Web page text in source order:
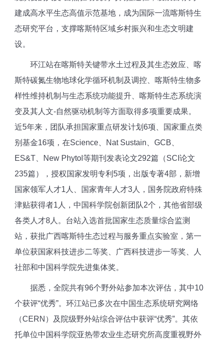
建成高水平生态高值示范基地，成为国际一流喀斯特生
态研究平台，支撑喀斯特区域乡村振兴和生态文明建
设。
环江站在喀斯特关键带水土过程及其生态效应、喀
斯特碳氮生物地球化学循环机制及调控、喀斯特生物多
样性维持机制与生态系统功能提升、喀斯特生态系统演
变及其人文-自然驱动机制等方面取得多项重要成果。
近5年来，团队承担国家重点研发计划6项、国家重点类
别基金16项，在Science、Nat Sustain、GCB、
ES&T、New Phytol等期刊发表论文292篇（SCI论文
235篇），授权国家发明专利5项，出版专著4部，新增
国家领军人才1人、国家青年人才3人，国务院政府特殊
津贴获得者1人，中国科学院创新团队2个，其他省部级
各类人才8人。台站入选首批国家生态质量综合监测
站，获批广西喀斯特生态过程与服务重点实验室，第一
单位获国家科技进步二等奖、广西科技进步一等奖、人
社部和中国科学院先进集体奖。
据悉，全院共有96个野外站参加本次评估，其中10
个获评“优秀”。环江站已多次在中国生态系统研究网络
（CERN）及院级野外站综合评估中获评“优秀”。其依
托单位中国科学院亚热带农业生态研究所高度重视野外